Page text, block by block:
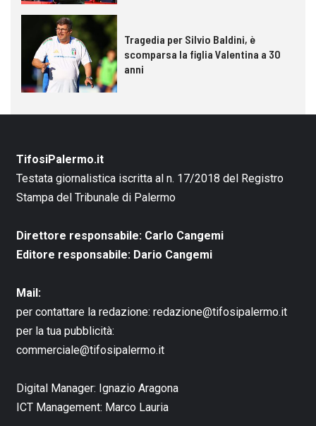
Tragedia per Silvio Baldini, è
scomparsa la figlia Valentina a 30
anni
TifosiPalermo.it
Testata giornalistica iscritta al n. 17/2018 del Registro
Stampa del Tribunale di Palermo
Direttore responsabile: Carlo Cangemi
Editore responsabile: Dario Cangemi
Mail:
per contattare la redazione: redazione@tifosipalermo.it
per la tua pubblicità:
commerciale@tifosipalermo.it
Digital Manager: Ignazio Aragona
ICT Management: Marco Lauria